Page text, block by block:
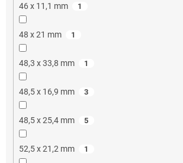
46 x 11,1 mm 1
48 x 21 mm 1
48,3 x 33,8 mm 1
48,5 x 16,9 mm 3
48,5 x 25,4 mm 5
52,5 x 21,2 mm 1